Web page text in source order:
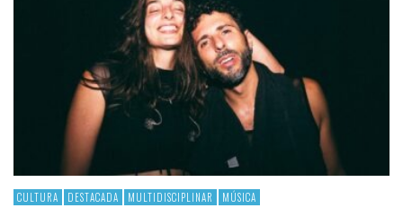
CULTURA DESTACADA MULTIDISCIPLINAR MÚSICA